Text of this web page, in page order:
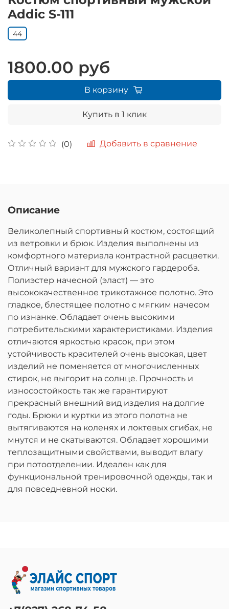
Addic S-111
(0) Добавить в сравнение
44
1800.00 руб
В корзину
Купить в 1 клик
Описание
Великолепный спортивный костюм, состоящий
из ветровки и брюк. Изделия выполнены из
комфортного материала контрастной расцветки.
Отличный вариант для мужского гардероба.
Полиэстер начесной (эласт) — это
высококачественное трикотажное полотно. Это
гладкое, блестящее полотно с мягким начесом
по изнанке. Обладает очень высокими
потребительскими характеристиками. Изделия
отличаются яркостью красок, при этом
устойчивость красителей очень высокая, цвет
изделий не поменяется от многочисленных
стирок, не выгорит на солнце. Прочность и
износостойкость так же гарантируют
прекрасный внешний вид изделия на долгие
годы. Брюки и куртки из этого полотна не
вытягиваются на коленях и локтевых сгибах, не
мнутся и не скатываются. Обладает хорошими
теплозащитными свойствами, выводит влагу
при потоотделении. Идеален как для
функциональной тренировочной одежды, так и
для повседневной носки.